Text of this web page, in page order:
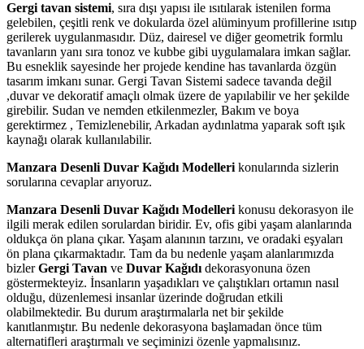
Gergi tavan sistemi, sıra dışı yapısı ile ısıtılarak istenilen forma
gelebilen, çeşitli renk ve dokularda özel alüminyum profillerine ısıtıp
gerilerek uygulanmasıdır. Düz, dairesel ve diğer geometrik formlu
tavanların yanı sıra tonoz ve kubbe gibi uygulamalara imkan sağlar.
Bu esneklik sayesinde her projede kendine has tavanlarda özgün
tasarım imkanı sunar. Gergi Tavan Sistemi sadece tavanda değil
,duvar ve dekoratif amaçlı olmak üzere de yapılabilir ve her şekilde
girebilir. Sudan ve nemden etkilenmezler, Bakım ve boya
gerektirmez , Temizlenebilir, Arkadan aydınlatma yaparak soft ışık
kaynağı olarak kullanılabilir.
Manzara Desenli Duvar Kağıdı Modelleri konularında sizlerin
sorularına cevaplar arıyoruz.
Manzara Desenli Duvar Kağıdı Modelleri konusu dekorasyon ile
ilgili merak edilen sorulardan biridir. Ev, ofis gibi yaşam alanlarında
oldukça ön plana çıkar. Yaşam alanının tarzını, ve oradaki eşyaları
ön plana çıkarmaktadır. Tam da bu nedenle yaşam alanlarımızda
bizlerGergi Tavan ve Duvar Kağıdı dekorasyonuna özen
göstermekteyiz. İnsanların yaşadıkları ve çalıştıkları ortamın nasıl
olduğu, düzenlemesi insanlar üzerinde doğrudan etkili
olabilmektedir. Bu durum araştırmalarla net bir şekilde
kanıtlanmıştır. Bu nedenle dekorasyona başlamadan önce tüm
alternatifleri araştırmalı ve seçiminizi özenle yapmalısınız.